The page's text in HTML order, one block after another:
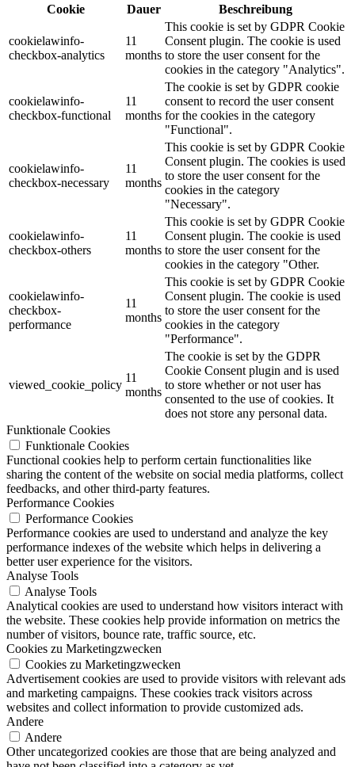
Cookie
Dauer Beschreibung
cookielawinfo-
checkbox-analytics
11
months
This cookie is set by GDPR Cookie
Consent plugin. The cookie is used
to store the user consent for the
cookies in the category "Analytics".
cookielawinfo-
checkbox-functional
11
months
The cookie is set by GDPR cookie
consent to record the user consent
for the cookies in the category
"Functional".
cookielawinfo-
checkbox-necessary
11
months
This cookie is set by GDPR Cookie
Consent plugin. The cookies is used
to store the user consent for the
cookies in the category
"Necessary".
cookielawinfo-
checkbox-others
11
months
This cookie is set by GDPR Cookie
Consent plugin. The cookie is used
to store the user consent for the
cookies in the category "Other.
cookielawinfo-
checkbox-
performance
11
months
This cookie is set by GDPR Cookie
Consent plugin. The cookie is used
to store the user consent for the
cookies in the category
"Performance".
viewed_cookie_policy
11
months
The cookie is set by the GDPR
Cookie Consent plugin and is used
to store whether or not user has
consented to the use of cookies. It
does not store any personal data.
Funktionale Cookies
Funktionale Cookies
Functional cookies help to perform certain functionalities like
sharing the content of the website on social media platforms, collect
feedbacks, and other third-party features.
Performance Cookies
Performance Cookies
Performance cookies are used to understand and analyze the key
performance indexes of the website which helps in delivering a
better user experience for the visitors.
Analyse Tools
Analyse Tools
Analytical cookies are used to understand how visitors interact with
the website. These cookies help provide information on metrics the
number of visitors, bounce rate, traffic source, etc.
Cookies zu Marketingzwecken
Cookies zu Marketingzwecken
Advertisement cookies are used to provide visitors with relevant ads
and marketing campaigns. These cookies track visitors across
websites and collect information to provide customized ads.
Andere
Andere
Other uncategorized cookies are those that are being analyzed and